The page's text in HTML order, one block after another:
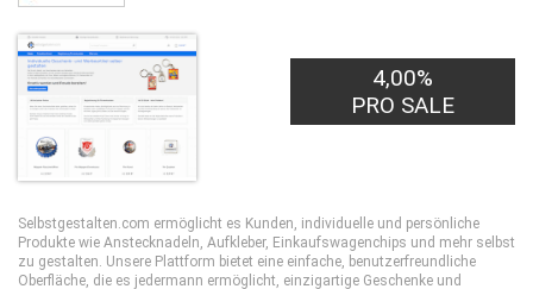
4,00%
PRO SALE
Selbstgestalten.com ermöglicht es Kunden, individuelle und persönliche
Produkte wie Anstecknadeln, Aufkleber, Einkaufswagenchips und mehr selbst
zu gestalten. Unsere Plattform bietet eine einfache, benutzerfreundliche
Oberfläche, die es jedermann ermöglicht, einzigartige Geschenke und